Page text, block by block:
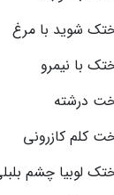
شوید با مرغ
با نیمرو
درشته
کلم کازرونی
لوبیا چشم